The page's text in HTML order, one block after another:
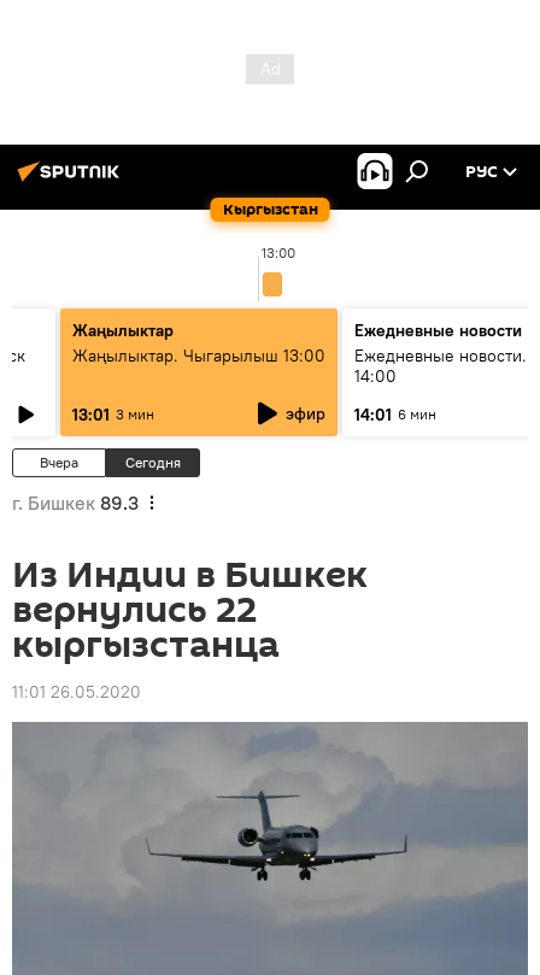
Кыргызстан
РУС
13:00
Жаңылыктар
Жаңылыктар. Чыгарылыш 13:00
13:01 3 мин эфир
Ежедневные новости
Ежедневные новости.
14:00
14:01 6 мин
Вчера Сегодня
г. Бишкек 89.3
Из Индии в Бишкек
вернулись 22
кыргызстанца
11:01 26.05.2020